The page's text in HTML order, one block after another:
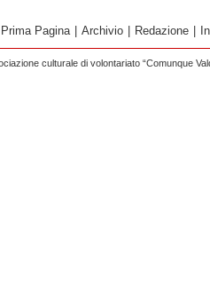
Prima Pagina Archivio Redazione
culturale di volontariato “Comunque